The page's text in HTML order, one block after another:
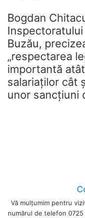
Bogdan
Buzău,
„respectarea
importantă
salariaților cât
unor sancțiuni
Vă mulțumim pentru
numărul de telefon